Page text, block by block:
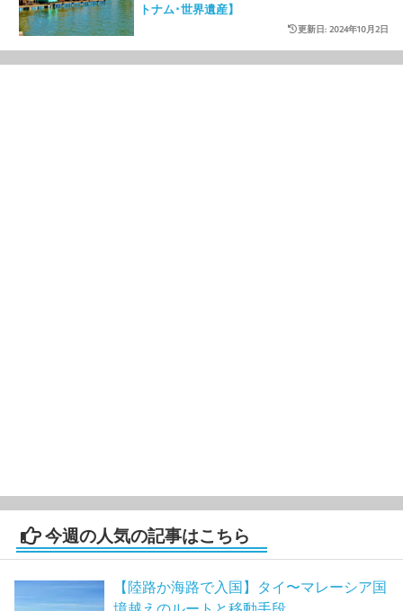
トナム･世界遺産】
更新日: 2024年10月2日
今週の人気の記事はこちら
【陸路か海路で入国】タイ〜マレーシア国